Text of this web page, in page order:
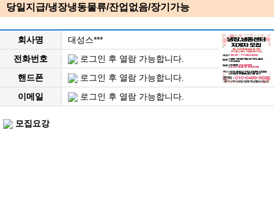
당일지급/냉장냉동물류/잔업없음/장기가능
회사명
대성스***
전화번호
로그인 후 열람 가능합니다.
핸드폰
로그인 후 열람 가능합니다.
이메일
로그인 후 열람 가능합니다.
모집요강